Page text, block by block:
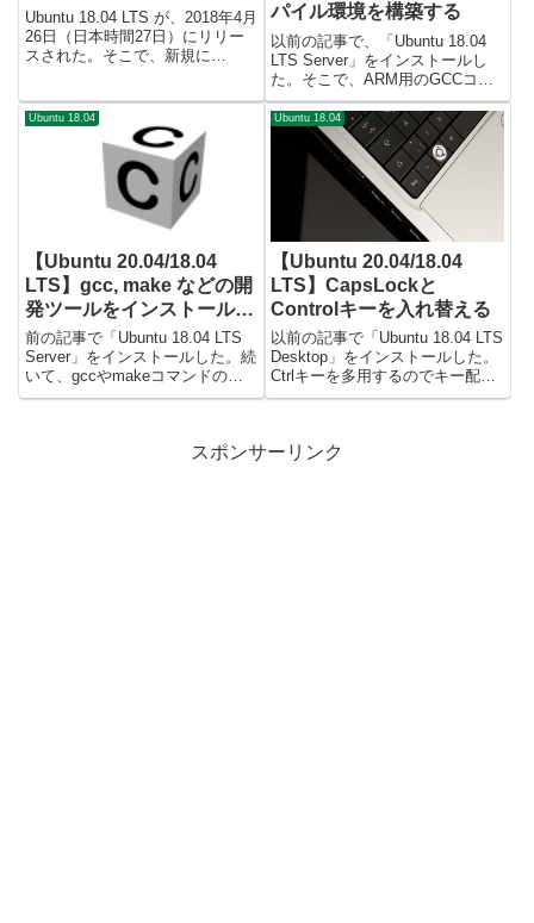
Ubuntu 18.04 LTS が、2018年4月
26日（日本時間27日）にリリー
スされた。そこで、新規に
す。インストール媒体の入手下記
URLから、インスト...
パイル環境を構築する
以前の記事で、「Ubuntu 18.04
LTS Server」をインストールし
た。そこで、ARM用のGCCコン
パイラをインストールして使える
ようにしたので備忘録を残す。
ARMツールチェーンのインスト
ール「gcc-arm-none-eabi...
Ubuntu 18.04
【Ubuntu 20.04/18.04
LTS】gcc, make などの開
発ツールをインストールし
て使う
前の記事で「Ubuntu 18.04 LTS
Server」をインストールした。続
いて、gccやmakeコマンドの開
発ツールを使えるようにしたので
Ubuntu 18.04
【Ubuntu 20.04/18.04
LTS】CapsLockと
Controlキーを入れ替える
以前の記事で「Ubuntu 18.04 LTS
Desktop」をインストールした。
Ctrlキーを多用するのでキー配置
を変更したので備忘録を残す。
スポンサーリンク